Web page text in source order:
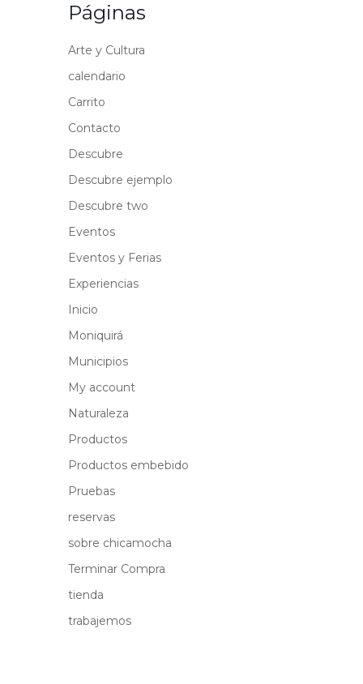
Páginas
Arte y Cultura
calendario
Carrito
Contacto
Descubre
Descubre ejemplo
Descubre two
Eventos
Eventos y Ferias
Experiencias
Inicio
Moniquirá
Municipios
My account
Naturaleza
Productos
Productos embebido
Pruebas
reservas
sobre chicamocha
Terminar Compra
tienda
trabajemos